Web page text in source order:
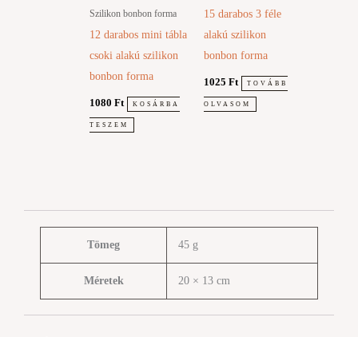
Szilikon bonbon forma
12 darabos mini tábla
csoki alakú szilikon
bonbon forma
1080 Ft KOSÁRBA
TESZEM
15 darabos 3 féle
alakú szilikon
bonbon forma
1025 Ft TOVÁBB
OLVASOM
Tömeg 45 g
Méretek 20 × 13 cm